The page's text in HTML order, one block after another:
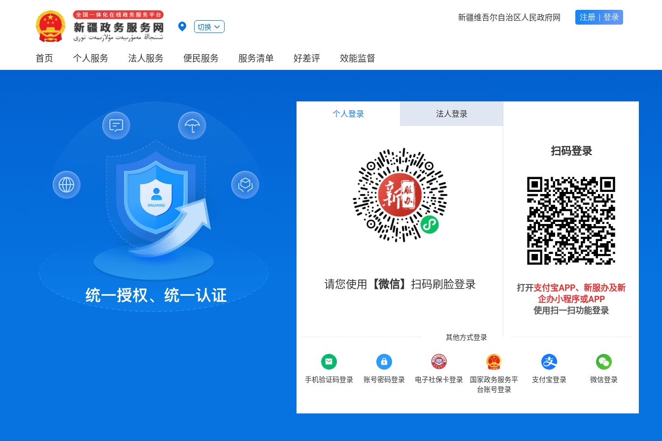
切换
新疆维吾尔自治区人民政府网
首页 个人服务 法人服务 便民服务 服务清单 好差评 效能监督
个人登录 法人登录
请您使用 【微信】 扫码刷脸登录
其他方式登录
手机验证码登录 账号密码登录 电子社保卡登录
国家政务服务平
台账号登录
支付宝登录 微信登录
扫码登录
打开支付宝APP、新服办及新
企办小程序或APP
使用扫一扫功能登录